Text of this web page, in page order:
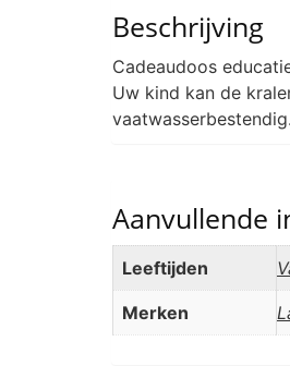
Beschrijving
Cadeaudoos
Uw kind kan de
vaatwasserbestendig.
Aanvullende
Leeftijden
Merken